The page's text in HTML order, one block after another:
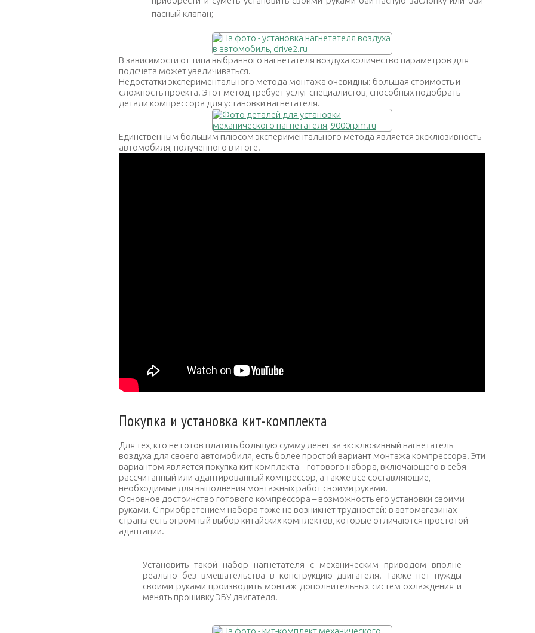
пасный клапан;
В зависимости от типа выбранного нагнетателя воздуха количество параметров для
подсчета может увеличиваться.
Недостатки экспериментального метода монтажа очевидны: большая стоимость и
сложность проекта. Этот метод требует услуг специалистов, способных подобрать
детали компрессора для установки нагнетателя.
Единственным большим плюсом экспериментального метода является эксклюзивность
автомобиля, полученного в итоге.
Покупка и установка кит-комплекта
Для тех, кто не готов платить большую сумму денег за эксклюзивный нагнетатель
воздуха для своего автомобиля, есть более простой вариант монтажа компрессора. Эти
вариантом является покупка кит-комплекта – готового набора, включающего в себя
рассчитанный или адаптированный компрессор, а также все составляющие,
необходимые для выполнения монтажных работ своими руками.
Основное достоинство готового компрессора – возможность его установки своими
руками. С приобретением набора тоже не возникнет трудностей: в автомагазинах
страны есть огромный выбор китайских комплектов, которые отличаются простотой
адаптации.
Установить такой набор нагнетателя с механическим приводом вполне
реально без вмешательства в конструкцию двигателя. Также нет нужды
своими руками производить монтаж дополнительных систем охлаждения и
менять прошивку ЭБУ двигателя.